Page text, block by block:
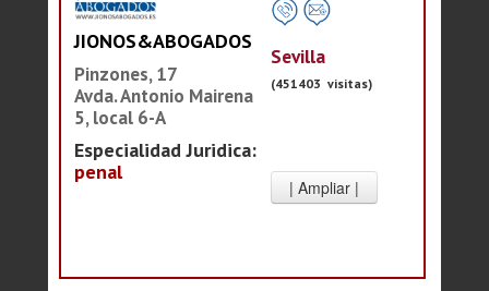
JIONOS&ABOGADOS
Pinzones, 17
Avda. Antonio Mairena
5, local 6-A
Especialidad Juridica:
penal
Sevilla
(451403 visitas)